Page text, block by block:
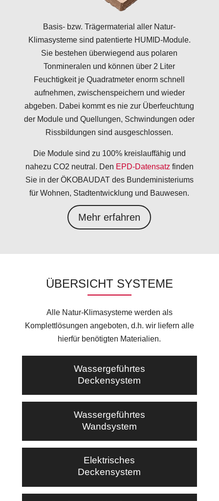
Basis- bzw. Trägermaterial aller Natur-
Klimasysteme sind patentierte HUMID-Module.
Sie bestehen überwiegend aus polaren
Tonmineralen und können über 2 Liter
Feuchtigkeit je Quadratmeter enorm schnell
aufnehmen, zwischenspeichern und wieder
abgeben. Dabei kommt es nie zur Überfeuchtung
der Module und Quellungen, Schwindungen oder
Rissbildungen sind ausgeschlossen.
Die Module sind zu 100% kreislauffähig und
nahezu CO2 neutral. Den EPD-Datensatz finden
Sie in der ÖKOBAUDAT des Bundeministeriums
für Wohnen, Stadtentwicklung und Bauwesen.
Mehr erfahren
ÜBERSICHT SYSTEME
Alle Natur-Klimasysteme werden als
Komplettlösungen angeboten, d.h. wir liefern alle
hierfür benötigten Materialien.
Wassergeführtes
Deckensystem
Wassergeführtes
Wandsystem
Elektrisches
Deckensystem